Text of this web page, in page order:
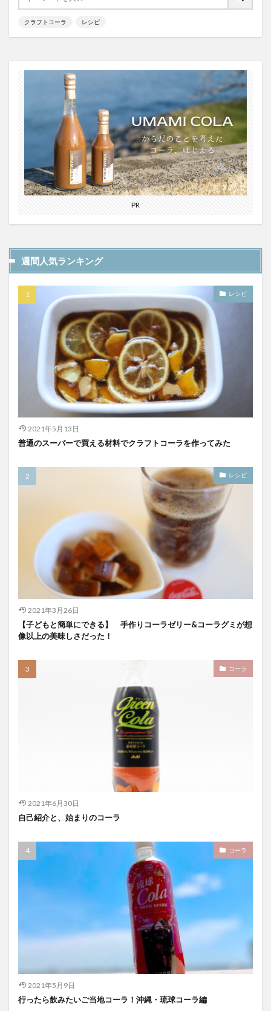
クラフトコーラ レシピ
PR
週間人気ランキング
レシピ
2021年5月13日
普通のスーパーで買える材料でクラフトコーラを作ってみた
レシピ
2021年3月26日
【子どもと簡単にできる】 手作りコーラゼリー&コーラグミが想
像以上の美味しさだった！
コーラ
2021年6月30日
自己紹介と、始まりのコーラ
コーラ
2021年5月9日
行ったら飲みたいご当地コーラ！沖縄・琉球コーラ編